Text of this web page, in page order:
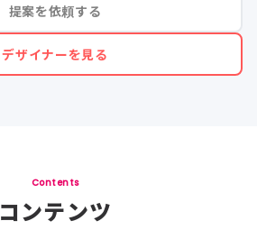
提案を依頼する
デザイナーを見る
Contents
コンテンツ